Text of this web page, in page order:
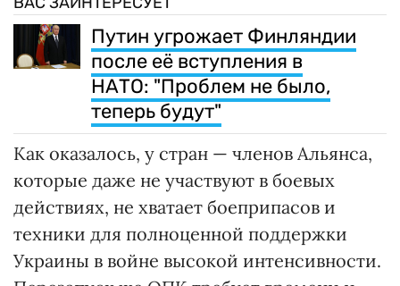
Путин угрожает Финляндии
после её вступления в
НАТО: "Проблем не было,
теперь будут"
Как оказалось, у стран — членов Альянса,
которые даже не участвуют в боевых
действиях, не хватает боеприпасов и
техники для полноценной поддержки
Украины в войне высокой интенсивности.